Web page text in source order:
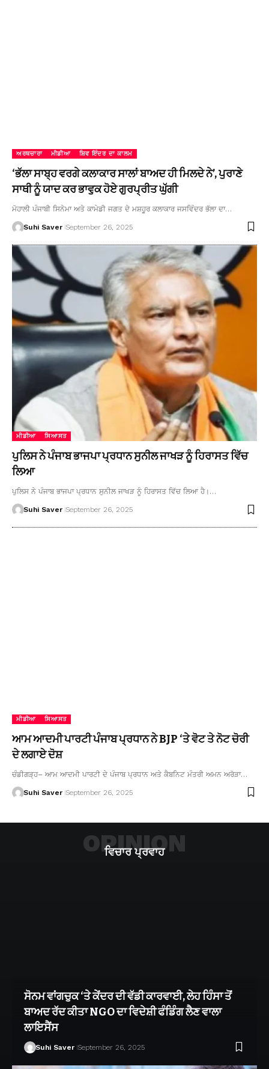
ਅਰਥਚਾਰਾ ਮੀਡੀਆ ਸ਼ਿਵ ਇੰਦਰ ਦਾ ਕਾਲਮ
‘ਭੱਲਾ ਸਾਬ੍ਹ ਵਰਗੇ ਕਲਾਕਾਰ ਸਾਲਾਂ ਬਾਅਦ ਹੀ ਮਿਲਦੇ ਨੇ’, ਪੁਰਾਣੇ
ਸਾਥੀ ਨੂੰ ਯਾਦ ਕਰ ਭਾਵੁਕ ਹੋਏ ਗੁਰਪ੍ਰੀਤ ਘੁੱਗੀ
ਮੋਹਾਲੀ ਪੰਜਾਬੀ ਸਿਨੇਮਾ ਅਤੇ ਕਾਮੇਡੀ ਜਗਤ ਦੇ ਮਸ਼ਹੂਰ ਕਲਾਕਾਰ ਜਸਵਿੰਦਰ ਭੱਲਾ ਦਾ…
Suhi Saver September 26, 2025
ਮੀਡੀਆ ਸਿਆਸਤ
ਪੁਲਿਸ ਨੇ ਪੰਜਾਬ ਭਾਜਪਾ ਪ੍ਰਧਾਨ ਸੁਨੀਲ ਜਾਖੜ ਨੂੰ ਹਿਰਾਸਤ ਵਿੱਚ
ਲਿਆ
ਪੁਲਿਸ ਨੇ ਪੰਜਾਬ ਭਾਜਪਾ ਪ੍ਰਧਾਨ ਸੁਨੀਲ ਜਾਖੜ ਨੂੰ ਹਿਰਾਸਤ ਵਿੱਚ ਲਿਆ ਹੈ।…
Suhi Saver September 26, 2025
ਮੀਡੀਆ ਸਿਆਸਤ
ਆਮ ਆਦਮੀ ਪਾਰਟੀ ਪੰਜਾਬ ਪ੍ਰਧਾਨ ਨੇ BJP ‘ਤੇ ਵੋਟ ਤੇ ਨੋਟ ਚੋਰੀ
ਦੇ ਲਗਾਏ ਦੋਸ਼
ਚੰਡੀਗੜ੍ਹ– ਆਮ ਆਦਮੀ ਪਾਰਟੀ ਦੇ ਪੰਜਾਬ ਪ੍ਰਧਾਨ ਅਤੇ ਕੈਬਨਿਟ ਮੰਤਰੀ ਅਮਨ ਅਰੋੜਾ…
Suhi Saver September 26, 2025
ਵਿਚਾਰ ਪ੍ਰਵਾਹ
OPINION
ਸੋਨਮ ਵਾਂਗਚੁਕ ‘ਤੇ ਕੇਂਦਰ ਦੀ ਵੱਡੀ ਕਾਰਵਾਈ, ਲੇਹ ਹਿੰਸਾ ਤੋਂ
ਬਾਅਦ ਰੱਦ ਕੀਤਾ NGO ਦਾ ਵਿਦੇਸ਼ੀ ਫੰਡਿੰਗ ਲੈਣ ਵਾਲਾ
ਲਾਇਸੈਂਸ
Suhi Saver September 26, 2025